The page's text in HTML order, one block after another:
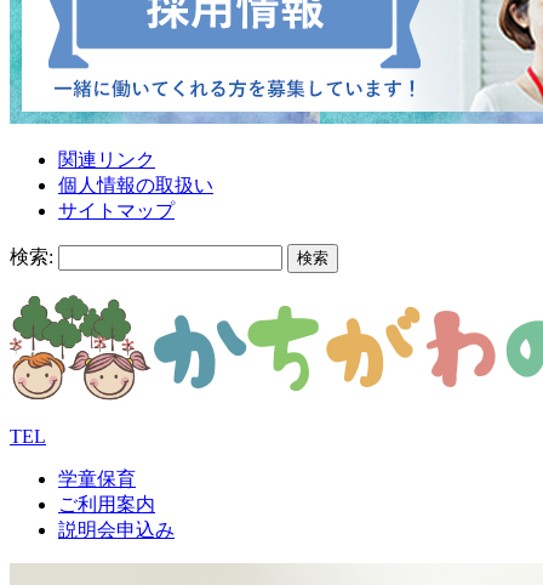
関連リンク
個人情報の取扱い
サイトマップ
検索:
TEL
学童保育
ご利用案内
説明会申込み